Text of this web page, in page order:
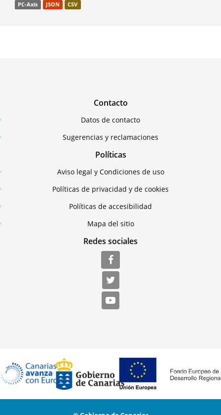
PC-Axis JSON CSV
Contacto
Datos de contacto
Sugerencias y reclamaciones
Políticas
Aviso legal y Condiciones de uso
Políticas de privacidad y de cookies
Políticas de accesibilidad
Mapa del sitio
Redes sociales